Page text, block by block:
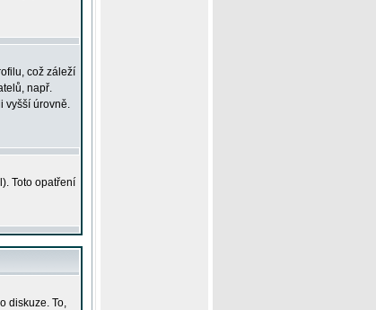
což záleží
např.
vyšší úrovně.
Toto opatření
diskuze. To,